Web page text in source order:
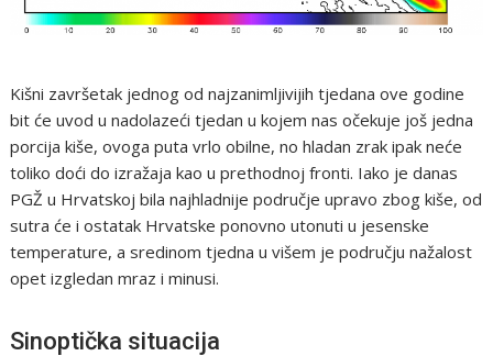
Kišni završetak jednog od najzanimljivijih tjedana ove godine
bit će uvod u nadolazeći tjedan u kojem nas očekuje još jedna
porcija kiše, ovoga puta vrlo obilne, no hladan zrak ipak neće
toliko doći do izražaja kao u prethodnoj fronti. Iako je danas
PGŽ u Hrvatskoj bila najhladnije područje upravo zbog kiše, od
sutra će i ostatak Hrvatske ponovno utonuti u jesenske
temperature, a sredinom tjedna u višem je području nažalost
opet izgledan mraz i minusi.
Sinoptička situacija